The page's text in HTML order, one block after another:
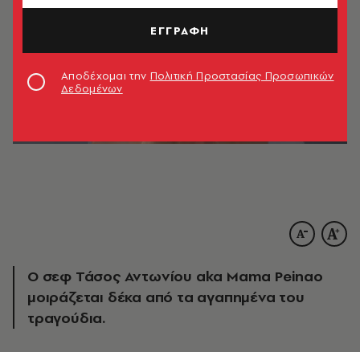
O σεφ Τάσος Αντωνίου aka Mama Peinao
μοιράζεται δέκα από τα αγαπημένα του
τραγούδια.
ΕΓΓΡΑΦΗ
Αποδέχομαι την Πολιτική Προστασίας Προσωπικών
Δεδομένων